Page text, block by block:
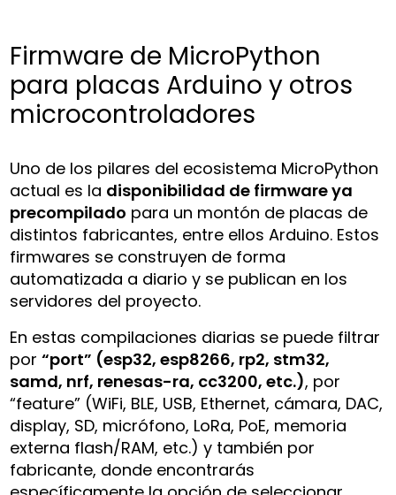
Firmware de MicroPython
para placas Arduino y otros
microcontroladores
Uno de los pilares del ecosistema MicroPython
actual es la disponibilidad de firmware ya
precompilado para un montón de placas de
distintos fabricantes, entre ellos Arduino. Estos
firmwares se construyen de forma
automatizada a diario y se publican en los
servidores del proyecto.
En estas compilaciones diarias se puede filtrar
por“port” (esp32, esp8266, rp2, stm32,
samd, nrf, renesas-ra, cc3200, etc.), por
“feature” (WiFi, BLE, USB, Ethernet, cámara, DAC,
display, SD, micrófono, LoRa, PoE, memoria
externa flash/RAM, etc.) y también por
fabricante, donde encontrarás